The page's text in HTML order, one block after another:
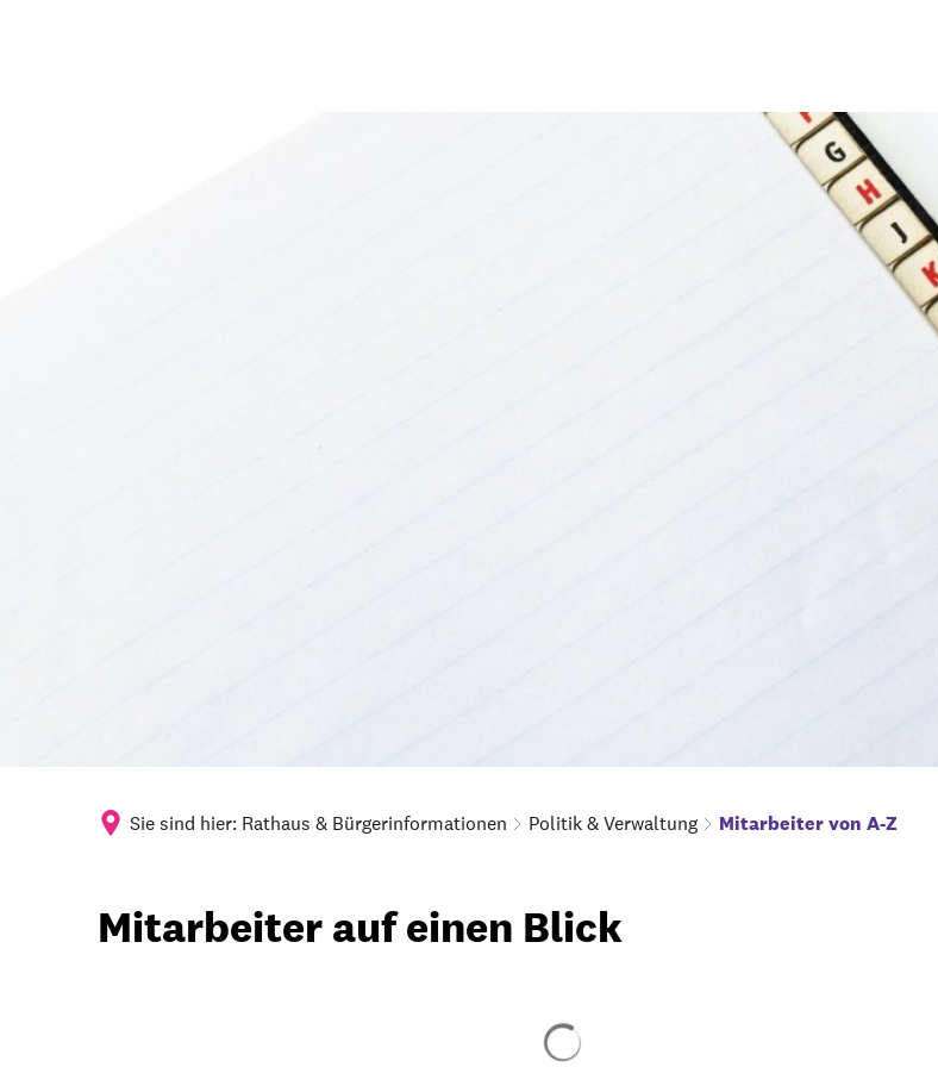
Sie sind hier: Rathaus & Bürgerinformationen Politik & Verwaltung Mitarbeiter von A-Z
Mitarbeiter
Mitarbeiter auf einen Blick